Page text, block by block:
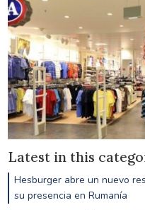
Latest in this
Hesburger abre un nuevo
su presencia en Rumanía